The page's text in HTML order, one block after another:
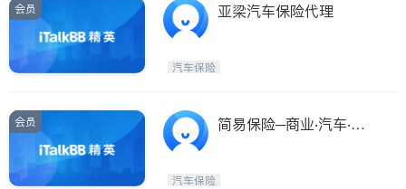
会员 亚梁汽车保险代理
汽车保险
会员
简易保险─商业‧汽车‧房
汽车保险